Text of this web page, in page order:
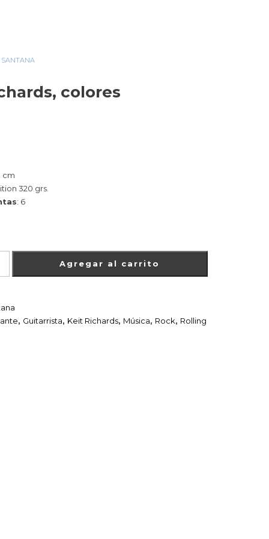
SANTANA
colores
cm
320 grs.
: 6
Agregar al carrito
, Guitarrista, Keit Richards, Música, Rock, Rolling